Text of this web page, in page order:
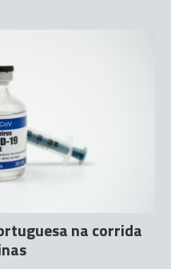
na corrida